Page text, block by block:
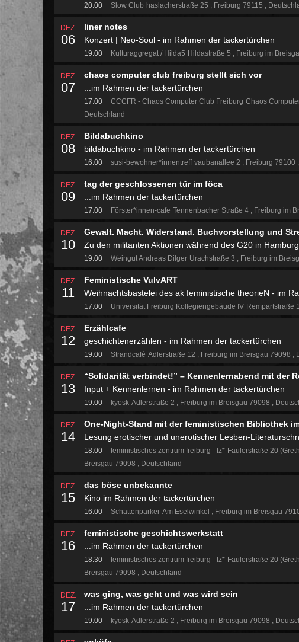
20:00 Slow Club haslacherstraße 25 Freiburg 79115
DEZ.
06
liner notes
Konzert | Neo-Soul - im Rahmen der tackertürchen
19:00 Kulturaggregat / Hilda5 Hildastraße 5 Freiburg im
DEZ.
07
chaos computer club freiburg stellt sich vor
...im Rahmen der tackertürchen
17:00 CCCFR - Chaos Computer Club Freiburg Chaos
Deutschland
DEZ.
08
Bildabuchkino
bildabuchkino - im Rahmen der tackertürchen
16:00 susi-bewohner*innentreff vaubanallee 2 Freiburg 79100
DEZ.
09
tag der geschlossenen tür im föca
...im Rahmen der tackertürchen
17:00 Förster*innen-cafe Tennenbacher Straße 4 Freiburg im
DEZ.
10
Gewalt. Macht. Widerstand. Buchvorstellung und
Zu den militanten Aktionen während des G20 in Hamburg
19:00 Weingut Andreas Dilger Urachstraße 3 Freiburg im
DEZ.
11
Feministische VulvART
Weihnachtsbastelei des ak feministische theorieN - im
17:00 Universität Freiburg Kollegiengebäude IV Rempartstraße
DEZ.
12
Erzählcafe
geschichtenerzählen - im Rahmen der tackertürchen
19:00 Strandcafé Adlerstraße 12 Freiburg im Breisgau 79098
DEZ.
13
“Solidarität verbindet!” – Kennenlernabend mit der
Input + Kennenlernen - im Rahmen der tackertürchen
19:00 kyosk Adlerstraße 2 Freiburg im Breisgau 79098
DEZ.
14
One-Night-Stand mit der feministischen Bibliothek
Lesung erotischer und unerotischer Lesben-
18:00 feministisches zentrum freiburg - fz* Faulerstraße 20
Breisgau 79098
Deutschland
DEZ.
15
das böse unbekannte
Kino im Rahmen der tackertürchen
16:00 Schattenparker Am Eselwinkel Freiburg im Breisgau
DEZ.
16
feministische geschichtswerkstatt
...im Rahmen der tackertürchen
18:30 feministisches zentrum freiburg - fz* Faulerstraße 20
Breisgau 79098
Deutschland
DEZ.
17
was ging, was geht und was wird sein
...im Rahmen der tackertürchen
19:00 kyosk Adlerstraße 2 Freiburg im Breisgau 79098